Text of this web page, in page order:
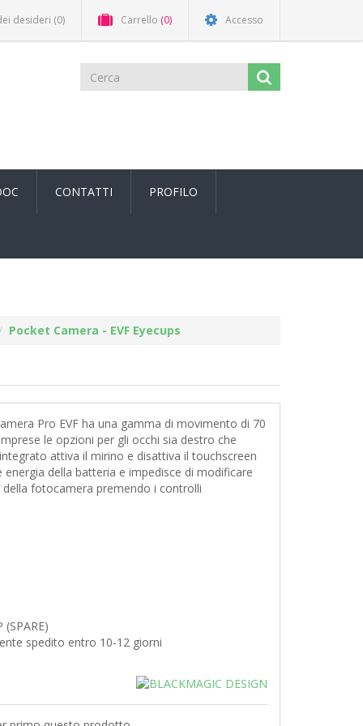
desideri (0) Carrello (0) Accesso
CONTATTI PROFILO
Pocket Camera - EVF Eyecups
Pro EVF ha una gamma di movimento di 70
le opzioni per gli occhi sia destro che
attiva il mirino e disattiva il touchscreen
energia della batteria e impedisce di modificare
fotocamera premendo i controlli
(SPARE)
spedito entro 10-12 giorni